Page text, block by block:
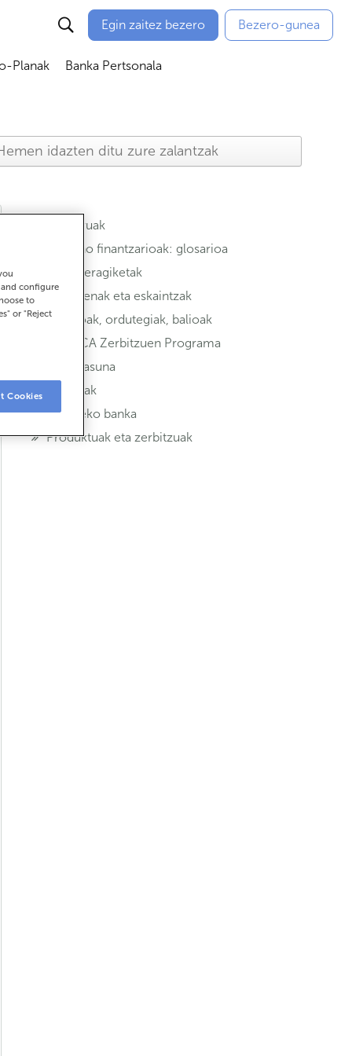
Egin zaitez bezero Bezero-gunea
Planak
Abrir submenú
Banka Pertsonala
Aseguruak
Termino finantzarioak: glosarioa
Ohiko eragiketak
Sustapenak eta eskaintzak
Bulegoak, ordutegiak, balioak
ABANCA Zerbitzuen Programa
Segurtasuna
Txartelak
Urruneko banka
Produktuak eta zerbitzuak
configure
to
or "Reject
Cookies